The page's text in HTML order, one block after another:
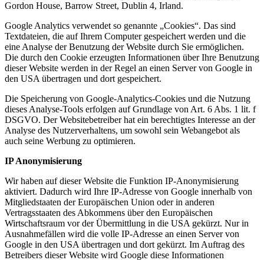
Gordon House, Barrow Street, Dublin 4, Irland.
Google Analytics verwendet so genannte „Cookies“. Das sind
Textdateien, die auf Ihrem Computer gespeichert werden und die
eine Analyse der Benutzung der Website durch Sie ermöglichen.
Die durch den Cookie erzeugten Informationen über Ihre Benutzung
dieser Website werden in der Regel an einen Server von Google in
den USA übertragen und dort gespeichert.
Die Speicherung von Google-Analytics-Cookies und die Nutzung
dieses Analyse-Tools erfolgen auf Grundlage von Art. 6 Abs. 1 lit. f
DSGVO. Der Websitebetreiber hat ein berechtigtes Interesse an der
Analyse des Nutzerverhaltens, um sowohl sein Webangebot als
auch seine Werbung zu optimieren.
IP Anonymisierung
Wir haben auf dieser Website die Funktion IP-Anonymisierung
aktiviert. Dadurch wird Ihre IP-Adresse von Google innerhalb von
Mitgliedstaaten der Europäischen Union oder in anderen
Vertragsstaaten des Abkommens über den Europäischen
Wirtschaftsraum vor der Übermittlung in die USA gekürzt. Nur in
Ausnahmefällen wird die volle IP-Adresse an einen Server von
Google in den USA übertragen und dort gekürzt. Im Auftrag des
Betreibers dieser Website wird Google diese Informationen